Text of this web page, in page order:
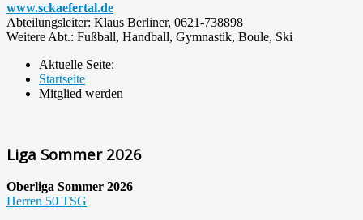
www.sckaefertal.de
Abteilungsleiter: Klaus Berliner, 0621-738898
Weitere Abt.: Fußball, Handball, Gymnastik, Boule, Ski
Aktuelle Seite:
Startseite
Mitglied werden
Liga Sommer 2026
Oberliga Sommer 2026
Herren 50 TSG